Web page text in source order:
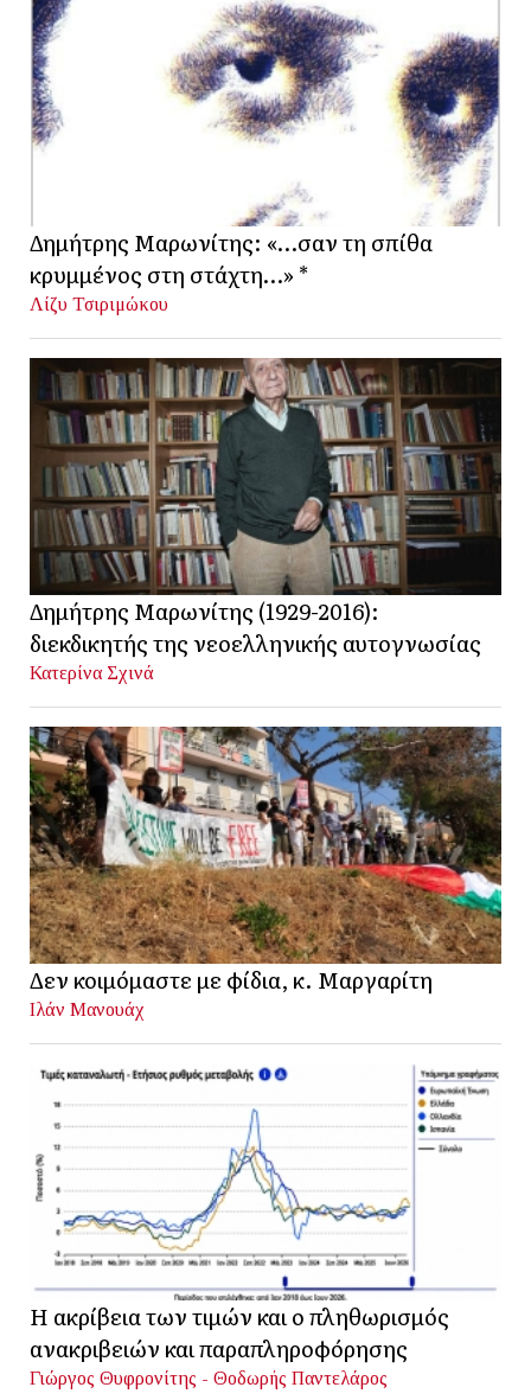
Δημήτρης Μαρωνίτης: «…σαν τη σπίθα
κρυμμένος στη στάχτη…» *
Λίζυ Τσιριμώκου
Δημήτρης Μαρωνίτης (1929-2016):
διεκδικητής της νεοελληνικής αυτογνωσίας
Κατερίνα Σχινά
Δεν κοιμόμαστε με φίδια, κ. Μαργαρίτη
Ιλάν Μανουάχ
Η ακρίβεια των τιμών και ο πληθωρισμός
ανακριβειών και παραπληροφόρησης
Γιώργος Θυφρονίτης - Θοδωρής Παντελάρος